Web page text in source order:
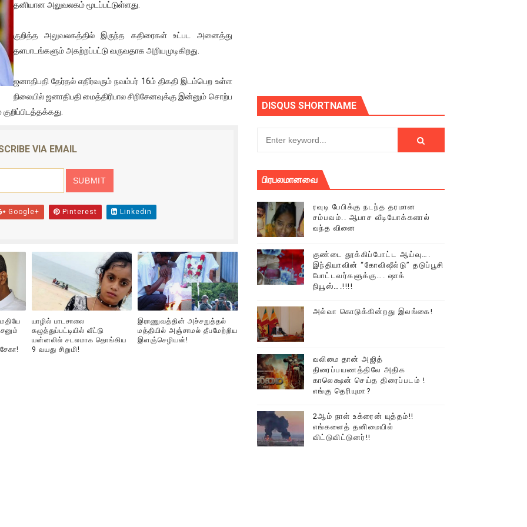
கண்டனப் போராட்டத்திற்கு கலந்துகொள்ளுமாறு அன்புரிமையோடு அழைக்கின்றோம்.
மாணவர்கள் தொடர்பில் நாடாளுமன்றத்தில் பகிரங்க கேள்வி
இலங்கைத் தமிழ் குடும்பம்!! நடந்தது என்ன
இலங்கை பாடலாசிரியர் வெளியிட்ட...
- கொதித்தெழுந்த பிரதேசவாசிகள்!
கூடிய இடங்கள்...
சங்கர் ஆகியோரின் நினைவெழுச்சி நாள் - 26.09.2021 சுவிஸ் (செய்தியும்,படங்களும்..)
தமிழின அழிப்பிற்கு நீதி கேட்டு நடைபெற்ற கவனயீர்ப்புப் போராட்டத்தில் திரண்ட தமிழ்மக்கள்!!
(படங்கள், விடியோ)
சபை கூட்டத்தில் இன்று உரை
தனியான அலுவலகம் மூடப்பட்டுள்ளது.
குறித்த அலுவலகத்தில் இருந்த கதிரைகள் உட்பட அனைத்து
தளபாடங்களும் அகற்றப்பட்டு வருவதாக அறியமுடிகிறது.
ஜனாதிபதி தேர்தல் எதிர்வரும் நவம்பர் 16ம் திகதி இடம்பெற உள்ள
நிலையில் ஜனாதிபதி மைத்திரிபால சிறிசேனவுக்கு இன்னும் சொற்ப
VIA EMAIL
Google+ Pinterest Linkedin
யாழில் பாடசாலை
கழுத்துப்பட்டியில் வீட்டு
யன்னலில் சடலமாக தொங்கிய
9 வயது சிறுமி!
இராணுவத்தின் அச்சறுத்தல்
மத்தியில் அஞ்சாமல் தீபமேற்றிய
இளஞ்செழியன்!
DISQUS SHORTNAME
பிரபலமானவை
ரவுடி பேபிக்கு நடந்த தரமான
சம்பவம்.. ஆபாச வீடியோக்களால்
வந்த வினை
குண்டை தூக்கிப்போட்ட ஆய்வு….
இந்தியாவின் “கோவிஷீல்டு” தடுப்பூசி
போட்டவர்களுக்கு…. ஷாக்
நியூஸ்….!!!!
அல்வா கொடுக்கின்றது இலங்கை!
வலிமை தான் அஜித்
திரைப்பயணத்திலே அதிக
காலெக்ஷன் செய்த திரைப்படம் !
எங்கு தெரியுமா?
2ஆம் நாள் உக்ரைன் யுத்தம்!!
எங்களைத் தனிமையில்
விட்டுவிட்டுனர்!!